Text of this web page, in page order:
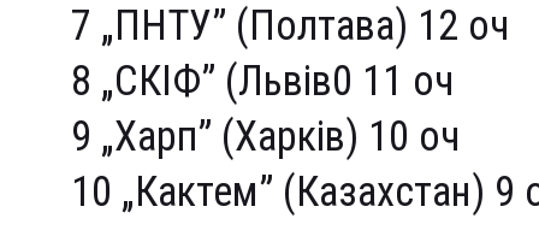
7 „ПНТУ” (Полтава) 12 оч
8 „СКІФ” (Львів0 11 оч
9 „Харп” (Харків) 10 оч
10 „Кактем” (Казахстан) 9